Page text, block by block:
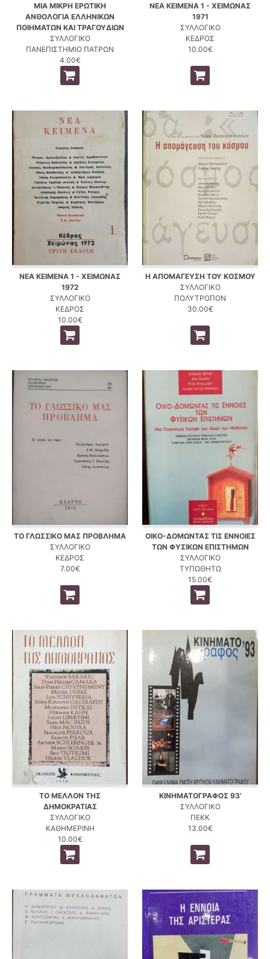
ΜΙΑ ΜΙΚΡΗ ΕΡΩΤΙΚΗ
ΑΝΘΟΛΟΓΙΑ ΕΛΛΗΝΙΚΩΝ
ΠΟΙΗΜΑΤΩΝ ΚΑΙ ΤΡΑΓΟΥΔΙΩΝ
ΣΥΛΛΟΓΙΚΟ
ΠΑΝΕΠΙΣΤΗΜΙΟ ΠΑΤΡΩΝ
4.00€
ΝΕΑ ΚΕΙΜΕΝΑ 1 - ΧΕΙΜΩΝΑΣ
1971
ΣΥΛΛΟΓΙΚΟ
ΚΕΔΡΟΣ
10.00€
ΝΕΑ ΚΕΙΜΕΝΑ 1 - ΧΕΙΜΩΝΑΣ
1972
ΣΥΛΛΟΓΙΚΟ
ΚΕΔΡΟΣ
10.00€
Η ΑΠΟΜΑΓΕΥΣΗ ΤΟΥ ΚΟΣΜΟΥ
ΣΥΛΛΟΓΙΚΟ
ΠΟΛΥΤΡΟΠΟΝ
30.00€
ΤΟ ΓΛΩΣΣΙΚΟ ΜΑΣ ΠΡΟΒΛΗΜΑ
ΣΥΛΛΟΓΙΚΟ
ΚΕΔΡΟΣ
7.00€
ΟΙΚΟ-ΔΟΜΩΝΤΑΣ ΤΙΣ ΕΝΝΟΙΕΣ
ΤΩΝ ΦΥΣΙΚΩΝ ΕΠΙΣΤΗΜΩΝ
ΣΥΛΛΟΓΙΚΟ
ΤΥΠΩΘΗΤΩ
15.00€
ΤΟ ΜΕΛΛΟΝ ΤΗΣ
ΔΗΜΟΚΡΑΤΙΑΣ
ΣΥΛΛΟΓΙΚΟ
ΚΑΘΗΜΕΡΙΝΗ
10.00€
ΚΙΝΗΜΑΤΟΓΡΑΦΟΣ 93'
ΣΥΛΛΟΓΙΚΟ
ΠΕΚΚ
13.00€